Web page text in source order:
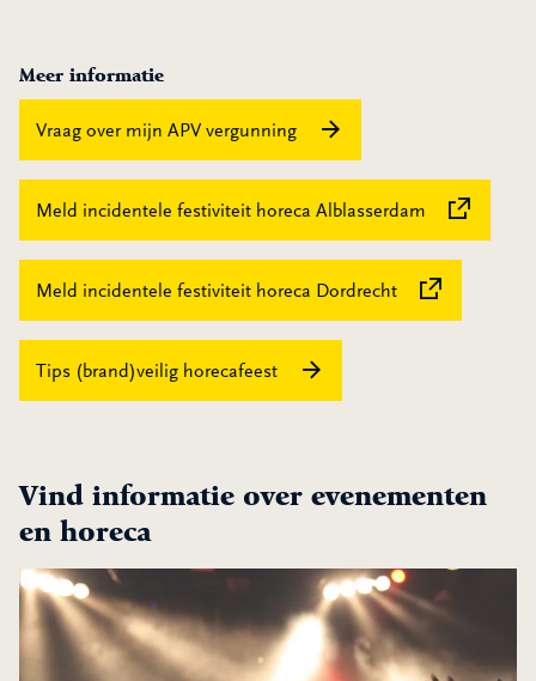
Meer informatie
Vraag over mijn APV vergunning
Meld incidentele festiviteit horeca Alblasserdam Deze link
Meld incidentele festiviteit horeca Dordrecht Deze link
Tips (brand)veilig horecafeest
Vind informatie over evenementen
en horeca